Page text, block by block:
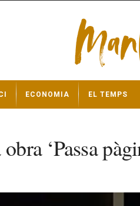
ECONOMIA EL TEMPS
‘Passa